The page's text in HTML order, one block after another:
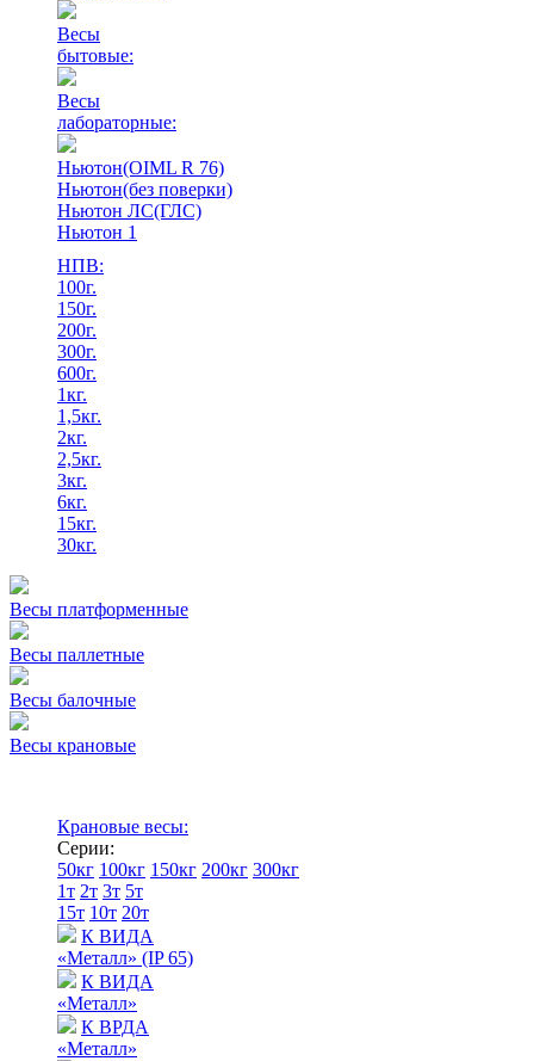
Весы
бытовые:
Весы
лабораторные:
Ньютон(OIML R 76)
Ньютон(без поверки)
Ньютон ЛС(ГЛС)
Ньютон 1
НПВ:
100г.
150г.
200г.
300г.
600г.
1кг.
1,5кг.
2кг.
2,5кг.
3кг.
6кг.
15кг.
30кг.
Весы платформенные
Весы паллетные
Весы балочные
Весы крановые
Крановые весы:
Серии:
50кг 100кг 150кг 200кг 300кг
1т 2т 3т 5т
15т 10т 20т
К ВИДА
«Металл» (IP 65)
К ВИДА
«Металл»
К ВРДА
«Металл»